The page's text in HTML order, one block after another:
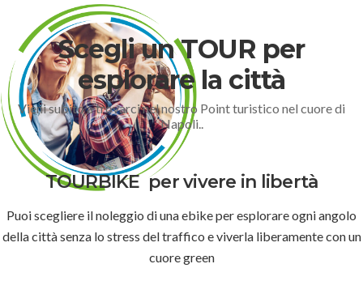
Scegli un TOUR per
esplorare la città
Vieni subito a trovarci nel nostro Point turistico nel cuore di
Napoli..
TOURBIKE per vivere in libertà
Puoi scegliere il noleggio di una ebike per esplorare ogni angolo
della città senza lo stress del traffico e viverla liberamente con un
cuore green